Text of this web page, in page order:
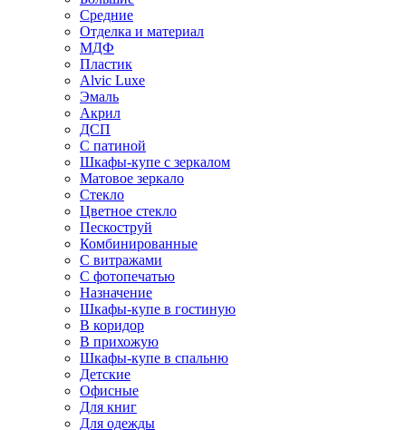
Средние
Отделка и материал
МДФ
Пластик
Alvic Luxe
Эмаль
Акрил
ДСП
С патиной
Шкафы-купе с зеркалом
Матовое зеркало
Стекло
Цветное стекло
Пескоструй
Комбинированные
С витражами
С фотопечатью
Назначение
Шкафы-купе в гостиную
В коридор
В прихожую
Шкафы-купе в спальню
Детские
Офисные
Для книг
Для одежды